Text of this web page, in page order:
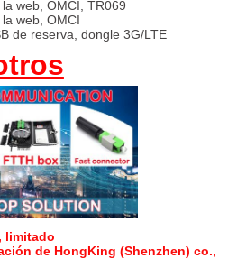
web, OMCI, TR069
web, OMCI
de reserva, dongle 3G/LTE
limitado
de HongKing (Shenzhen) co.,